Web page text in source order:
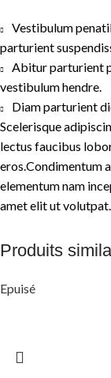
Vestibulum
parturient
Abitur parturient
vestibulum hendre.
Diam parturient
Scelerisque
lectus faucibus
eros.Condimentum
elementum nam
amet elit ut volutpat.
Produits
Epuisé